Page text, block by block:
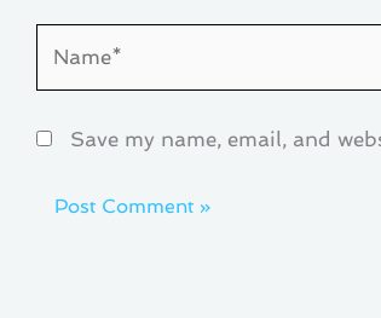
Save my name, email, and